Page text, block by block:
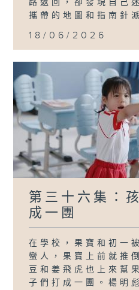
路返回，卻發現自己
攜帶的地圖和指南針
18/06/2026
第三十六集：
成一團
在學校，果寶和初一
蠻人，果寶上前就推
豆和姜飛虎也上來幫
子們打成一團。楊明